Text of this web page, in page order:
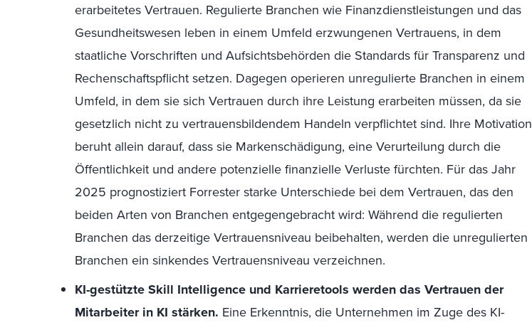
erarbeitetes Vertrauen. Regulierte Branchen wie Finanzdienstleistungen und das
Gesundheitswesen leben in einem Umfeld erzwungenen Vertrauens, in dem
staatliche Vorschriften und Aufsichtsbehörden die Standards für Transparenz und
Rechenschaftspflicht setzen. Dagegen operieren unregulierte Branchen in einem
Umfeld, in dem sie sich Vertrauen durch ihre Leistung erarbeiten müssen, da sie
gesetzlich nicht zu vertrauensbildendem Handeln verpflichtet sind. Ihre Motivation
beruht allein darauf, dass sie Markenschädigung, eine Verurteilung durch die
Öffentlichkeit und andere potenzielle finanzielle Verluste fürchten. Für das Jahr
2025 prognostiziert Forrester starke Unterschiede bei dem Vertrauen, das den
beiden Arten von Branchen entgegengebracht wird: Während die regulierten
Branchen das derzeitige Vertrauensniveau beibehalten, werden die unregulierten
Branchen ein sinkendes Vertrauensniveau verzeichnen.
KI-gestützte Skill Intelligence und Karrieretools werden das Vertrauen der
Mitarbeiter in KI stärken. Eine Erkenntnis, die Unternehmen im Zuge des KI-